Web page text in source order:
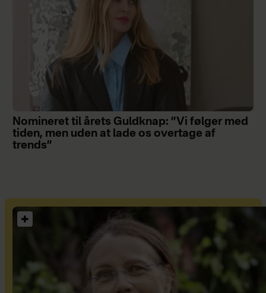
Nomineret til årets Guldknap: ”Vi følger med
tiden, men uden at lade os overtage af
trends”